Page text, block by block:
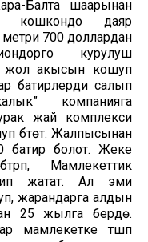
Балта шаарынан
кошкондо даяр
700 доллардан
курулуш
жол акысын кошуп
батирлерди салып
компанияга
жай комплекси
бүтөт. Жалпысынан
батир болот. Жеке
Мамлекеттик
жатат. Ал эми
жарандарга алдын
25 жылга берүүдө.
мамлекетке түшүп